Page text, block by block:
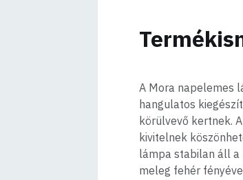
A Mora napelemes
hangulatos
körülvevő kertnek.
kivitelnek
lámpa stabilan áll a
meleg fehér